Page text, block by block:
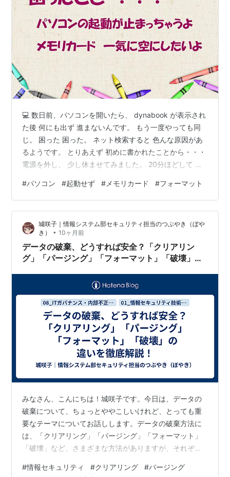
💻 数日前、パソコンを開いたら、 dynabook が表示され
た後 何にも出ず 進まないんです。 もう一度やっても同
じ。 困った 困った。 ネット検索すると 色んな原因があ
るようです。 とりあえず 初めに書かれたことから・・・
電源を外し、 少し休ませてみました。 20分ほどして 電
えば その前の日 ハードディスクに保存してある 写真を
あっちへこっちへと動かしていたのを思い出しました。
パソコンも働きすぎると ストを起こすんですね。 過労死
しなくてよかった！！ 🍎 次は カメラのメモリーカード
の話です。 Sonyα７CⅡで使っているメモリ…
#パソコン #起動せず # メモリカード #フォーマット
城咲子｜情報システム部セキュリティ担当のつぶやき（ぼや
き）
• 10ヶ月前
データの破棄、どうすれば安全？「クリアリン
グ」「パージング」「フォーマット」「破壊」の
みなさん、こんにちは！城咲子です。今日は、データの
破棄について、ちょっとややこしいけれど、とっても重
要なテーマについてお話しします。データの破棄方法に
は、「クリアリング」「パージング」「フォーマット」
「破壊」など、さまざまな方法がありますが、それぞれ
棄方法、それぞれの違いを徹底解説！ 1. クリアリング
#情報セキュリティ #クリアリング #パージング